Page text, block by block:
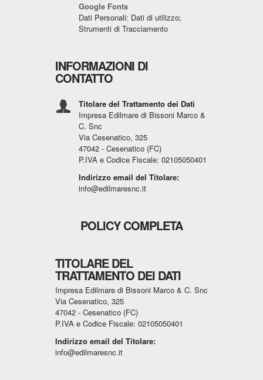
Google Fonts
Dati Personali: Dati di utilizzo;
Strumenti di Tracciamento
INFORMAZIONI DI
CONTATTO
Titolare del Trattamento dei Dati
Impresa Edilmare di Bissoni Marco &
C. Snc
Via Cesenatico, 325
47042 - Cesenatico (FC)
P.IVA e Codice Fiscale: 02105050401
Indirizzo email del Titolare:
info@edilmaresnc.it
POLICY COMPLETA
TITOLARE DEL
TRATTAMENTO DEI DATI
Impresa Edilmare di Bissoni Marco & C. Snc
Via Cesenatico, 325
47042 - Cesenatico (FC)
P.IVA e Codice Fiscale: 02105050401
Indirizzo email del Titolare:
info@edilmaresnc.it